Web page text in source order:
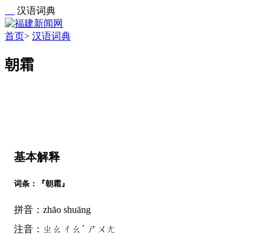
汉语词典
首页> 汉语词典
朝霜
基本解释
词条：『朝霜』
拼音：zhāo shuāng
注音：ㄓㄠㄔㄠˊ ㄕㄨㄤ